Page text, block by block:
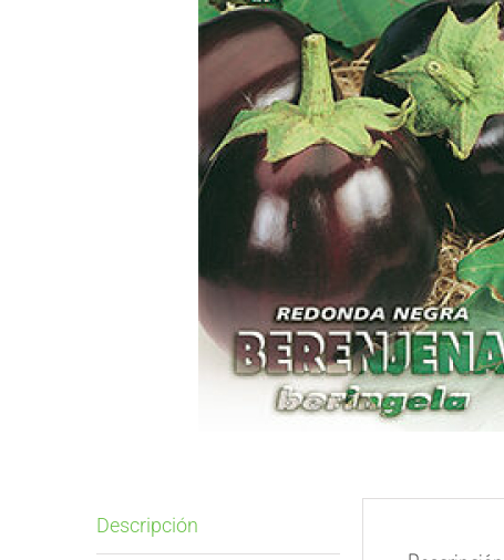
Descripción